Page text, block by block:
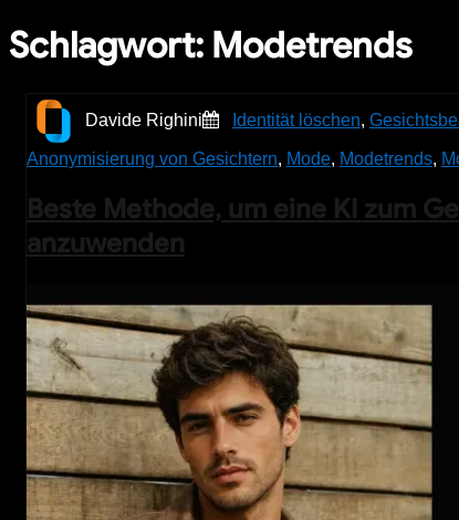
Schlagwort: Modetrends
Davide Righini Identität löschen,
Anonymisierung von Gesichtern, Mode, Modetrends,
Beste Methode, um eine KI zum
anzuwenden